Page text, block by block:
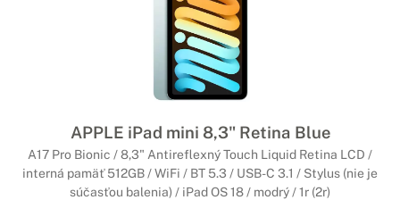
APPLE iPad mini 8,3" Retina Blue
A17 Pro Bionic / 8,3" Antireflexný Touch Liquid Retina LCD /
interná pamäť 512GB / WiFi / BT 5.3 / USB-C 3.1 / Stylus (nie je
súčasťou balenia) / iPad OS 18 / modrý / 1r (2r)